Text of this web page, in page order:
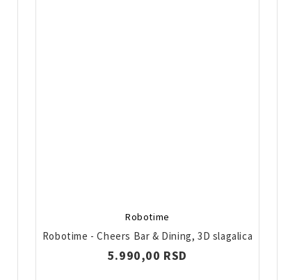
Robotime
Robotime - Cheers Bar & Dining, 3D slagalica
5.990,00 RSD